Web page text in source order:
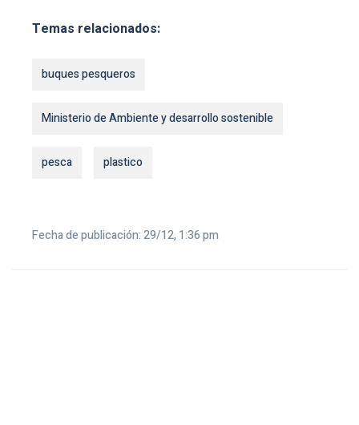
Temas relacionados:
buques pesqueros
Ministerio de Ambiente y desarrollo sostenible
pesca plastico
Fecha de publicación: 29/12, 1:36 pm